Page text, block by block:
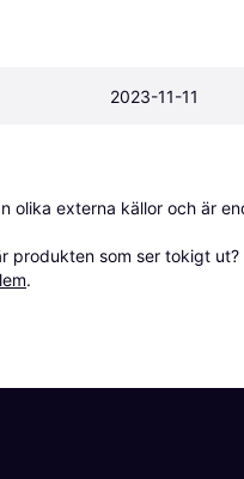
2023-11-11
olika externa källor och är
produkten som ser tokigt
.